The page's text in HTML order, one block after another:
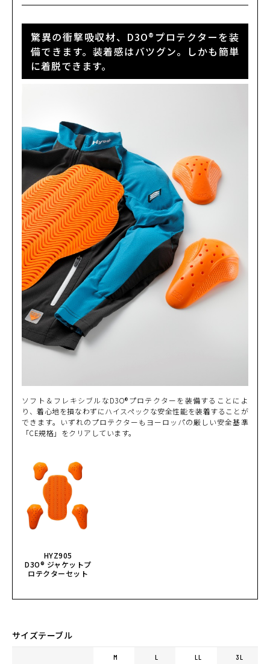
驚異の衝撃吸収材、D3O®プロテクターを装
備できます。装着感はバツグン。しかも簡単
に着脱できます。
ソフト＆フレキシブルなD3O®プロテクターを装備することによ
り、着心地を損なわずにハイスペックな安全性能を装着することが
できます。いずれのプロテクターもヨーロッパの厳しい安全基準
「CE規格」をクリアしています。
HYZ905
D3O® ジャケットプ
ロテクターセット
サイズテーブル
M L LL 3L